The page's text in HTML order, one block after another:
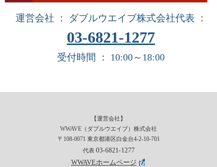
運営会社 ： ダブルウエイブ株式会社代表 ：
03-6821-1277
受付時間 ： 10:00～18:00
【運営会社】
WWAVE（ダブルウエイブ）株式会社
〒108-0071 東京都港区白金台4-2-10-701
代表 03-6821-1277
WWAVEホームページ